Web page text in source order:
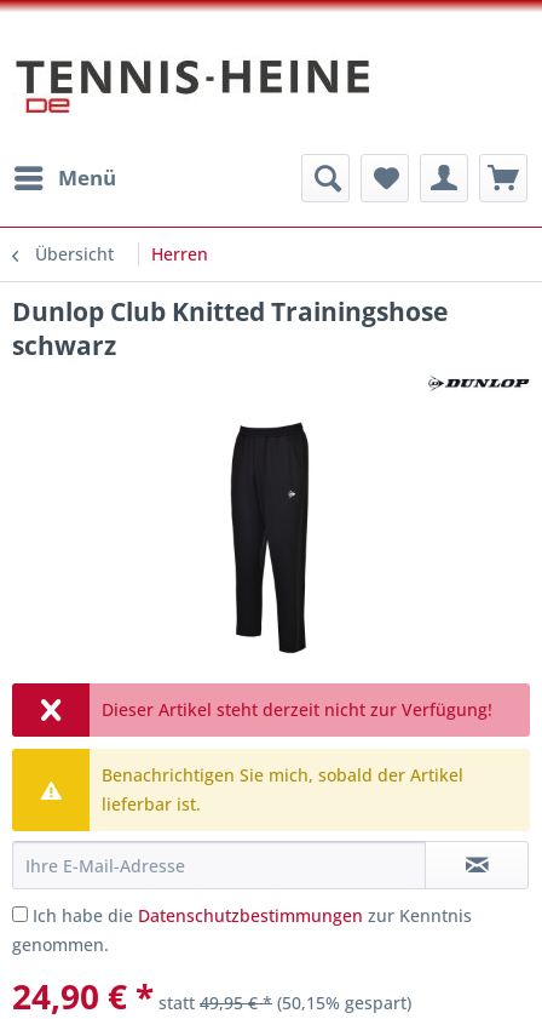
Menü
Übersicht Herren
Dunlop Club Knitted Trainingshose
schwarz
Dieser Artikel steht derzeit nicht zur Verfügung!
Benachrichtigen Sie mich, sobald der Artikel
lieferbar ist.
Ich habe die Datenschutzbestimmungen zur Kenntnis
genommen.
24,90 € * statt 49,95 € * (50,15% gespart)